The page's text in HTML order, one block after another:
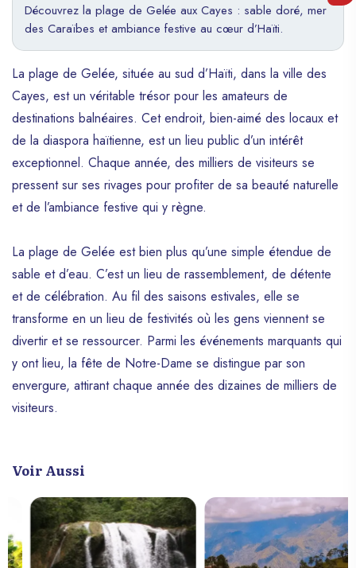
Découvrez la plage de Gelée aux Cayes : sable doré, mer
des Caraïbes et ambiance festive au cœur d’Haïti.
La plage de Gelée, située au sud d’Haïti, dans la ville des
Cayes, est un véritable trésor pour les amateurs de
destinations balnéaires. Cet endroit, bien-aimé des locaux et
de la diaspora haïtienne, est un lieu public d’un intérêt
exceptionnel. Chaque année, des milliers de visiteurs se
pressent sur ses rivages pour profiter de sa beauté naturelle
et de l’ambiance festive qui y règne.
La plage de Gelée est bien plus qu’une simple étendue de
sable et d’eau. C’est un lieu de rassemblement, de détente
et de célébration. Au fil des saisons estivales, elle se
transforme en un lieu de festivités où les gens viennent se
divertir et se ressourcer. Parmi les événements marquants qui
y ont lieu, la fête de Notre-Dame se distingue par son
envergure, attirant chaque année des dizaines de milliers de
visiteurs.
Voir Aussi